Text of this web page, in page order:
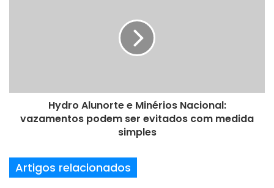
Hydro Alunorte e Minérios Nacional:
vazamentos podem ser evitados com medida
simples
Artigos relacionados